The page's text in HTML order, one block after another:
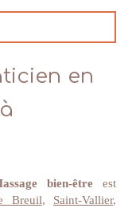
en
bien-être est
Breuil, Saint-Vallier,